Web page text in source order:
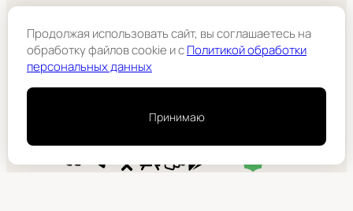
Правовая информация
Учредитель:
ООО «ЛАЙК-РАДИО».
Продолжая использовать сайт, вы соглашаетесь на
обработку файлов cookie и cПолитикой обработки
персональных данных
Принимаю